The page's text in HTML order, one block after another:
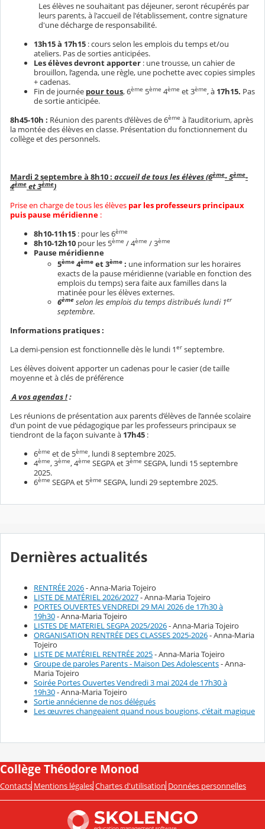
Les élèves ne souhaitant pas déjeuner, seront récupérés par
leurs parents, à l'accueil de l'établissement, contre signature
d'une décharge de responsabilité.
13h15 à 17h15 : cours selon les emplois du temps et/ou
ateliers. Pas de sorties anticipées.
Les élèves devront apporter : une trousse, un cahier de
brouillon, l’agenda, une règle, une pochette avec copies simples
+ cadenas.
Fin de journée pour tous, 6ème 5ème 4ème et 3ème, à 17h15. Pas
de sortie anticipée.
8h45-10h : Réunion des parents d’élèves de 6ème à l’auditorium, après
la montée des élèves en classe. Présentation du fonctionnement du
collège et des personnels.
Mardi 2 septembre à 8h10 : accueil de tous les élèves (6ème- 5ème-
4ème et 3ème)
Prise en charge de tous les élèves par les professeurs principaux
puis pause méridienne :
8h10-11h15 : pour les 6ème
8h10-12h10 pour les 5ème / 4ème / 3ème
Pause méridienne
5ème 4ème et 3ème : une information sur les horaires
exacts de la pause méridienne (variable en fonction des
emplois du temps) sera faite aux familles dans la
matinée pour les élèves externes.
6ème selon les emplois du temps distribués lundi 1er
septembre.
Informations pratiques :
La demi-pension est fonctionnelle dès le lundi 1er septembre.
Les élèves doivent apporter un cadenas pour le casier (de taille
moyenne et à clés de préférence
A vos agendas !:
Les réunions de présentation aux parents d’élèves de l’année scolaire
d’un point de vue pédagogique par les professeurs principaux se
tiendront de la façon suivante à 17h45 :
6ème et de 5ème, lundi 8 septembre 2025.
4ème, 3ème, 4ème SEGPA et 3ème SEGPA, lundi 15 septembre
2025.
6ème SEGPA et 5ème SEGPA, lundi 29 septembre 2025.
Dernières actualités
RENTRÉE 2026- Anna-Maria Tojeiro
LISTE DE MATÉRIEL 2026/2027- Anna-Maria Tojeiro
PORTES OUVERTES VENDREDI 29 MAI 2026 de 17h30 à
19h30- Anna-Maria Tojeiro
LISTES DE MATERIEL SEGPA 2025/2026- Anna-Maria Tojeiro
ORGANISATION RENTRÉE DES CLASSES 2025-2026- Anna-Maria
Tojeiro
LISTE DE MATÉRIEL RENTRÉE 2025- Anna-Maria Tojeiro
Groupe de paroles Parents - Maison Des Adolescents- Anna-
Maria Tojeiro
Soirée Portes Ouvertes Vendredi 3 mai 2024 de 17h30 à
19h30- Anna-Maria Tojeiro
Sortie annécienne de nos délégués
Les œuvres changeaient quand nous bougions, c'était magique
Collège Théodore Monod
Contacts Mentions légales Chartes d'utilisation Données personnelles